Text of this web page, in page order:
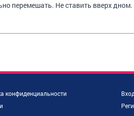
перемешать. Не ставить вверх дном.
конфиденциальности
Вход